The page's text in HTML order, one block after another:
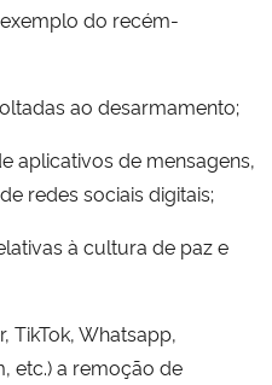
do recém-
ao desarmamento;
aplicativos de mensagens,
redes sociais digitais;
à cultura de paz e
TikTok, Whatsapp,
etc.) a remoção de